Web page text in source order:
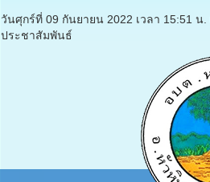
วันศุกร์ที่ 09 กันยายน 2022 เวลา 15:51 น.
ประชาสัมพันธ์